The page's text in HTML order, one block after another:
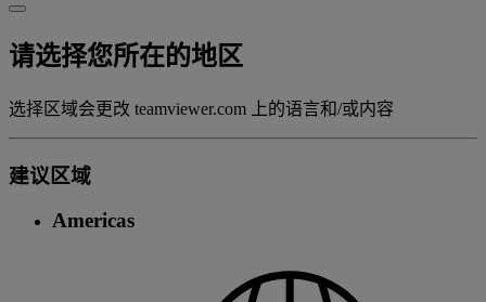
请选择您所在的地区
选择区域会更改 teamviewer.com 上的语言和/或内容
建议区域
Americas